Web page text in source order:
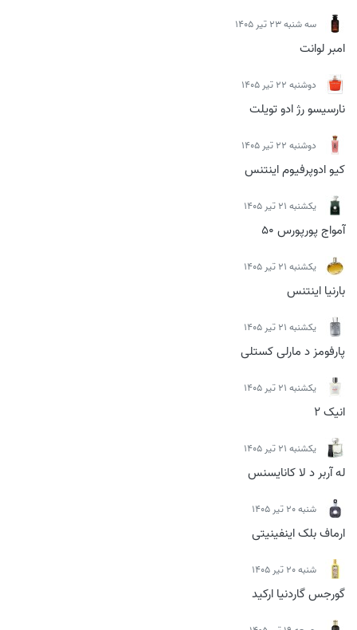
سه شنبه 23 تیر 1405
امبر لوانت
دوشنبه 22 تیر 1405
نارسیسو رژ ادو تویلت
دوشنبه 22 تیر 1405
کیو ادوپرفیوم اینتنس
يكشنبه 21 تیر 1405
آمواج پورپورس 50
يكشنبه 21 تیر 1405
بارنیا اینتنس
يكشنبه 21 تیر 1405
پارفومز د مارلی کستلی
يكشنبه 21 تیر 1405
انیک 2
يكشنبه 21 تیر 1405
له آربر د لا کانایسنس
شنبه 20 تیر 1405
ارماف بلک اینفینیتی
شنبه 20 تیر 1405
گورجس گاردنیا ارکید